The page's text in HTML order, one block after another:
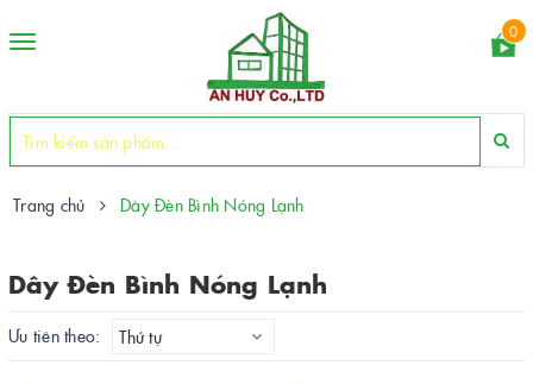
Toggle
0
Trang chủ Dây Đèn Bình Nóng Lạnh
Dây Đèn Bình Nóng Lạnh
Ưu tiên theo: Thứ tự